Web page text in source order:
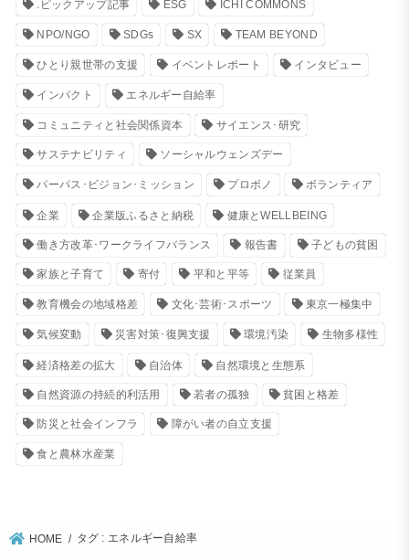
.ピックアップ記事 ESG ICHI COMMONS
NPO/NGO SDGs SX TEAM BEYOND
ひとり親世帯の支援 イベントレポート インタビュー
インパクト エネルギー自給率
コミュニティと社会関係資本 サイエンス･研究
サステナビリティ ソーシャルウェンズデー
パーパス･ビジョン･ミッション プロボノ ボランティア
企業 企業版ふるさと納税 健康とWELLBEING
働き方改革･ワークライフバランス 報告書 子どもの貧困
家族と子育て 寄付 平和と平等 従業員
教育機会の地域格差 文化･芸術･スポーツ 東京一極集中
気候変動 災害対策･復興支援 環境汚染 生物多様性
経済格差の拡大 自治体 自然環境と生態系
自然資源の持続的利活用 若者の孤独 貧困と格差
防災と社会インフラ 障がい者の自立支援
食と農林水産業
HOME タグ : エネルギー自給率